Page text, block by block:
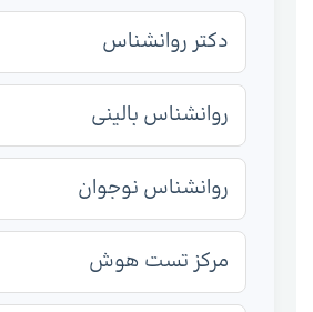
دکتر روانشناس
روانشناس بالینی
روانشناس نوجوان
مرکز تست هوش